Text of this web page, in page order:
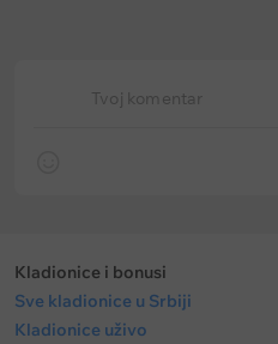
Tvoj komentar
Kladionice i bonusi
Sve kladionice u Srbiji
Kladionice uživo